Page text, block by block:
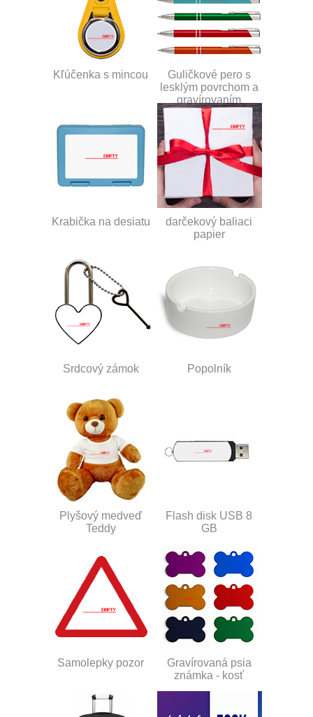
Kľúčenka s mincou
Guličkové pero s
lesklým povrchom a
gravírovaním
Krabička na desiatu
darčekový baliaci
papier
Srdcový zámok Popolník
Plyšový medveď
Teddy
Flash disk USB 8
GB
Samolepky pozor
Gravírovaná psia
známka - kosť